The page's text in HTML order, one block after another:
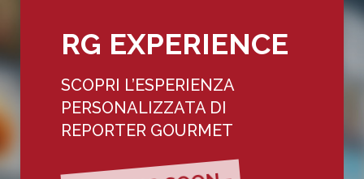
RG EXPERIENCE
SCOPRI L’ESPERIENZA
PERSONALIZZATA DI
REPORTER GOURMET